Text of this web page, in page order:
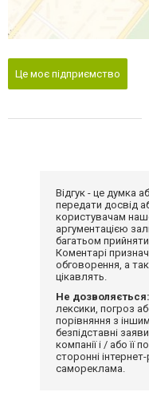
Це моє підприємство
Відгук - це думка
передати досвід
користувачам
аргументацією
багатьом
Коментарі
обговорення, а
цікавлять.
Не дозволяється:
лексики, погроз
порівняння з
безпідставні
компанії і / або її
сторонні
самореклама.